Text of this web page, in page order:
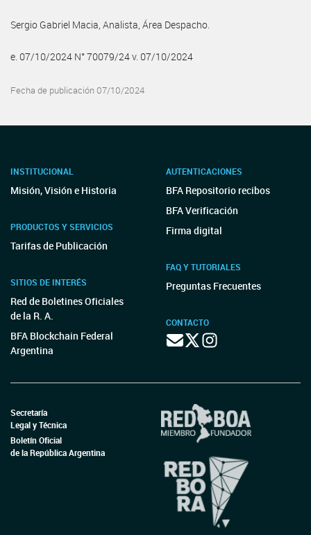
Sergio Gabriel Macia, Analista, Área Despacho.
e. 07/10/2024 N° 70079/24 v. 07/10/2024
Fecha de publicación 07/10/2024
INSTITUCIONAL
Misión, Visión e Historia
PRODUCTOS Y SERVICIOS
Tarifas de Publicación
SITIOS DE INTERÉS
Red de Boletines Oficiales
de la R. A.
BFA Blockchain Federal
Argentina
AUTENTICACIONES
BFA Repositorio recibos
BFA Verificación
Firma digital
FAQ Y TUTORIALES
Preguntas Frecuentes
CONTACTO
Secretaría
Legal y Técnica
Boletín Oficial
de la República Argentina